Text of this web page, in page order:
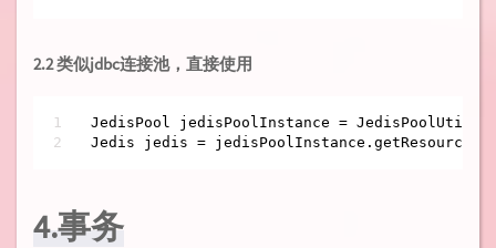
2.2 类似jdbc连接池，直接使用
JedisPool jedisPoolInstance =
Jedis jedis =
4.事务